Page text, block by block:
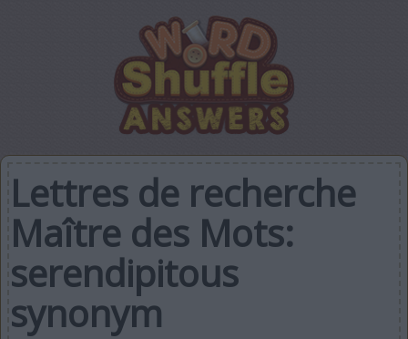
Lettres de recherche
Maître des Mots:
serendipitous
synonym